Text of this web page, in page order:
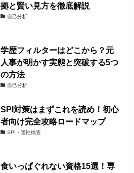
拠と賢い見方を徹底解説
自己分析
学歴フィルターはどこから？元
人事が明かす実態と突破する5つ
の方法
自己分析
SPI対策はまずこれを読め！初心
者向け完全攻略ロードマップ
SPI・適性検査
食いっぱぐれない資格15選！専